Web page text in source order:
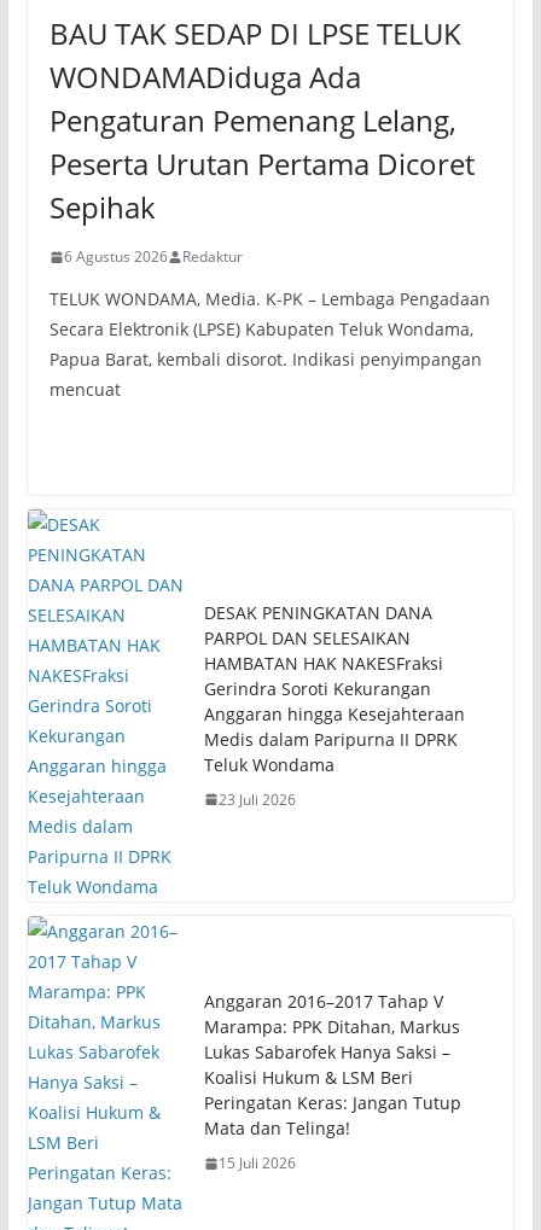
BAU TAK SEDAP DI LPSE TELUK
WONDAMADiduga Ada
Pengaturan Pemenang Lelang,
Peserta Urutan Pertama Dicoret
Sepihak
6 Agustus 2026 Redaktur
TELUK WONDAMA, Media. K-PK – Lembaga Pengadaan
Secara Elektronik (LPSE) Kabupaten Teluk Wondama,
Papua Barat, kembali disorot. Indikasi penyimpangan
mencuat
DESAK PENINGKATAN DANA
PARPOL DAN SELESAIKAN
HAMBATAN HAK NAKESFraksi
Gerindra Soroti Kekurangan
Anggaran hingga Kesejahteraan
Medis dalam Paripurna II DPRK
Teluk Wondama
23 Juli 2026
Anggaran 2016–2017 Tahap V
Marampa: PPK Ditahan, Markus
Lukas Sabarofek Hanya Saksi –
Koalisi Hukum & LSM Beri
Peringatan Keras: Jangan Tutup
Mata dan Telinga!
15 Juli 2026